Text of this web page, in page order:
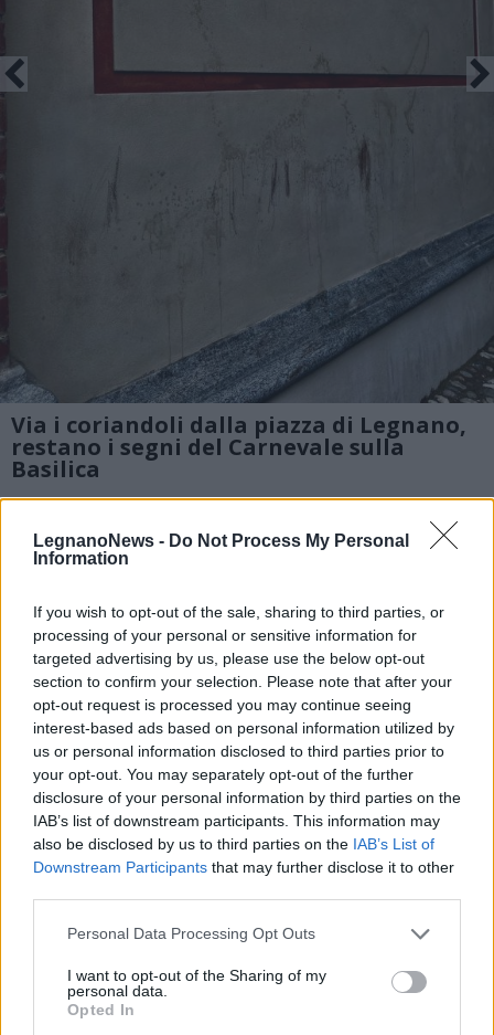
LegnanoNews - Do Not Process My Personal
Information
If you wish to opt-out of the sale, sharing to third parties, or
processing of your personal or sensitive information for
targeted advertising by us, please use the below opt-out
section to confirm your selection. Please note that after your
opt-out request is processed you may continue seeing
interest-based ads based on personal information utilized by
us or personal information disclosed to third parties prior to
your opt-out. You may separately opt-out of the further
disclosure of your personal information by third parties on the
IAB’s list of downstream participants. This information may
also be disclosed by us to third parties on the IAB’s List of
Downstream Participants that may further disclose it to other
Personal Data Processing Opt Outs
I want to opt-out of the Sharing of my
personal data.
Opted In
Via i coriandoli dalla piazza di Legnano,
restano i segni del Carnevale sulla
Basilica
4 di 12
Via i coriandoli dalla piazza di Legnano, restano i segni
sulla Basilica